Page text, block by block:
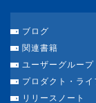
ブログ
関連書籍
ユーザーグループ
プロダクト・ラ
リリースノート